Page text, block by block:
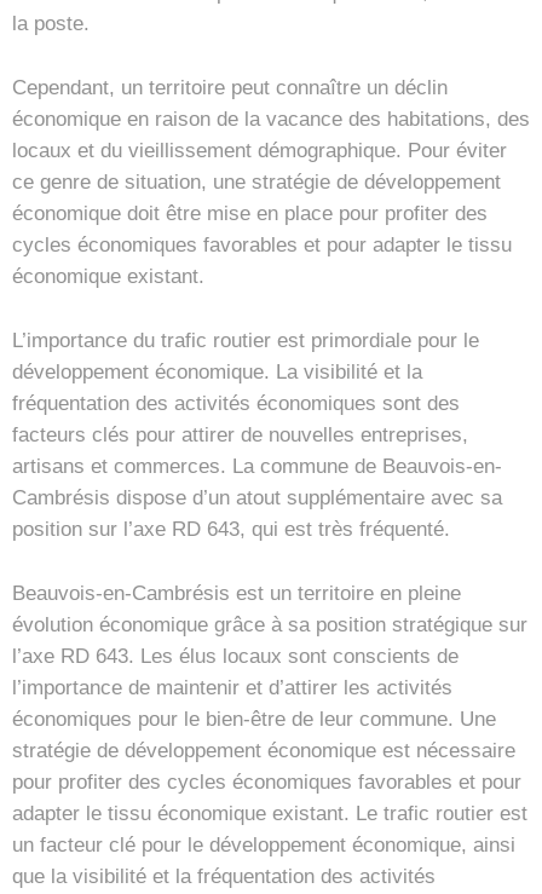
la poste.
Cependant, un territoire peut connaître un déclin
économique en raison de la vacance des habitations, des
locaux et du vieillissement démographique. Pour éviter
ce genre de situation, une stratégie de développement
économique doit être mise en place pour profiter des
cycles économiques favorables et pour adapter le tissu
économique existant.
L’importance du trafic routier est primordiale pour le
développement économique. La visibilité et la
fréquentation des activités économiques sont des
facteurs clés pour attirer de nouvelles entreprises,
artisans et commerces. La commune de Beauvois-en-
Cambrésis dispose d’un atout supplémentaire avec sa
position sur l’axe RD 643, qui est très fréquenté.
Beauvois-en-Cambrésis est un territoire en pleine
évolution économique grâce à sa position stratégique sur
l’axe RD 643. Les élus locaux sont conscients de
l’importance de maintenir et d’attirer les activités
économiques pour le bien-être de leur commune. Une
stratégie de développement économique est nécessaire
pour profiter des cycles économiques favorables et pour
adapter le tissu économique existant. Le trafic routier est
un facteur clé pour le développement économique, ainsi
que la visibilité et la fréquentation des activités